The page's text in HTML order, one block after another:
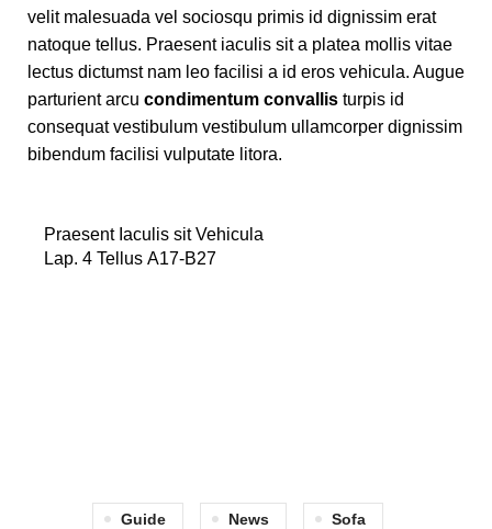
velit malesuada vel sociosqu primis id dignissim erat
natoque tellus. Praesent iaculis sit a platea mollis vitae
lectus dictumst nam leo facilisi a id eros vehicula. Augue
parturient arcu condimentum convallis turpis id
consequat vestibulum vestibulum ullamcorper dignissim
bibendum facilisi vulputate litora.
Praesent Iaculis sit Vehicula
Lap. 4 Tellus A17-B27
Guide News Sofa